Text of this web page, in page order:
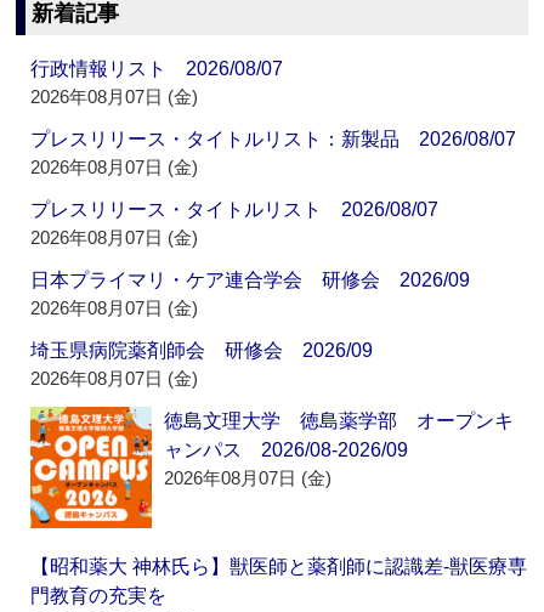
新着記事
行政情報リスト 2026/08/07
2026年08月07日 (金)
プレスリリース・タイトルリスト：新製品 2026/08/07
2026年08月07日 (金)
プレスリリース・タイトルリスト 2026/08/07
2026年08月07日 (金)
日本プライマリ・ケア連合学会 研修会 2026/09
2026年08月07日 (金)
埼玉県病院薬剤師会 研修会 2026/09
2026年08月07日 (金)
徳島文理大学 徳島薬学部 オープンキ
ャンパス 2026/08-2026/09
2026年08月07日 (金)
【昭和薬大 神林氏ら】獣医師と薬剤師に認識差‐獣医療専
門教育の充実を